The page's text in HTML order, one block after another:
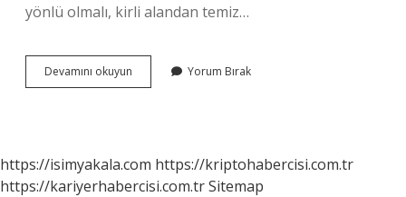
yönlü olmalı, kirli alandan temiz…
Devamını okuyun
Alan
Yorum Bırak
https://isimyakala.com https://kriptohabercisi.com.tr
https://kariyerhabercisi.com.trSitemap